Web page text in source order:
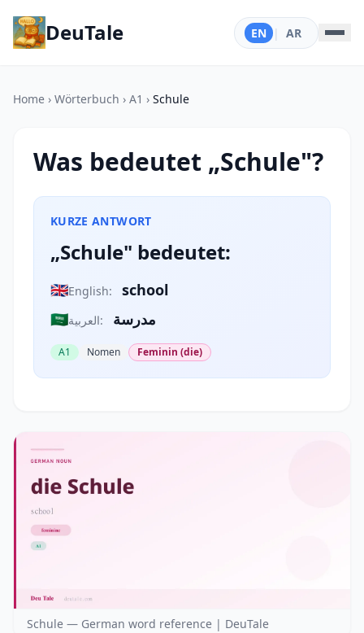
DeuTale EN | AR
Home › Wörterbuch › A1 › Schule
Was bedeutet „Schule"?
KURZE ANTWORT
„Schule" bedeutet:
🇬🇧English:
school
🇸🇦
العربية: مدرسة
A1 Nomen Feminin (die)
Schule — German word reference | DeuTale